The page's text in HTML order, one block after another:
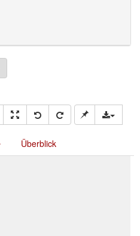
Überblick